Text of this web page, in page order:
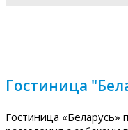
Гостиница
Гостиница «Беларусь»